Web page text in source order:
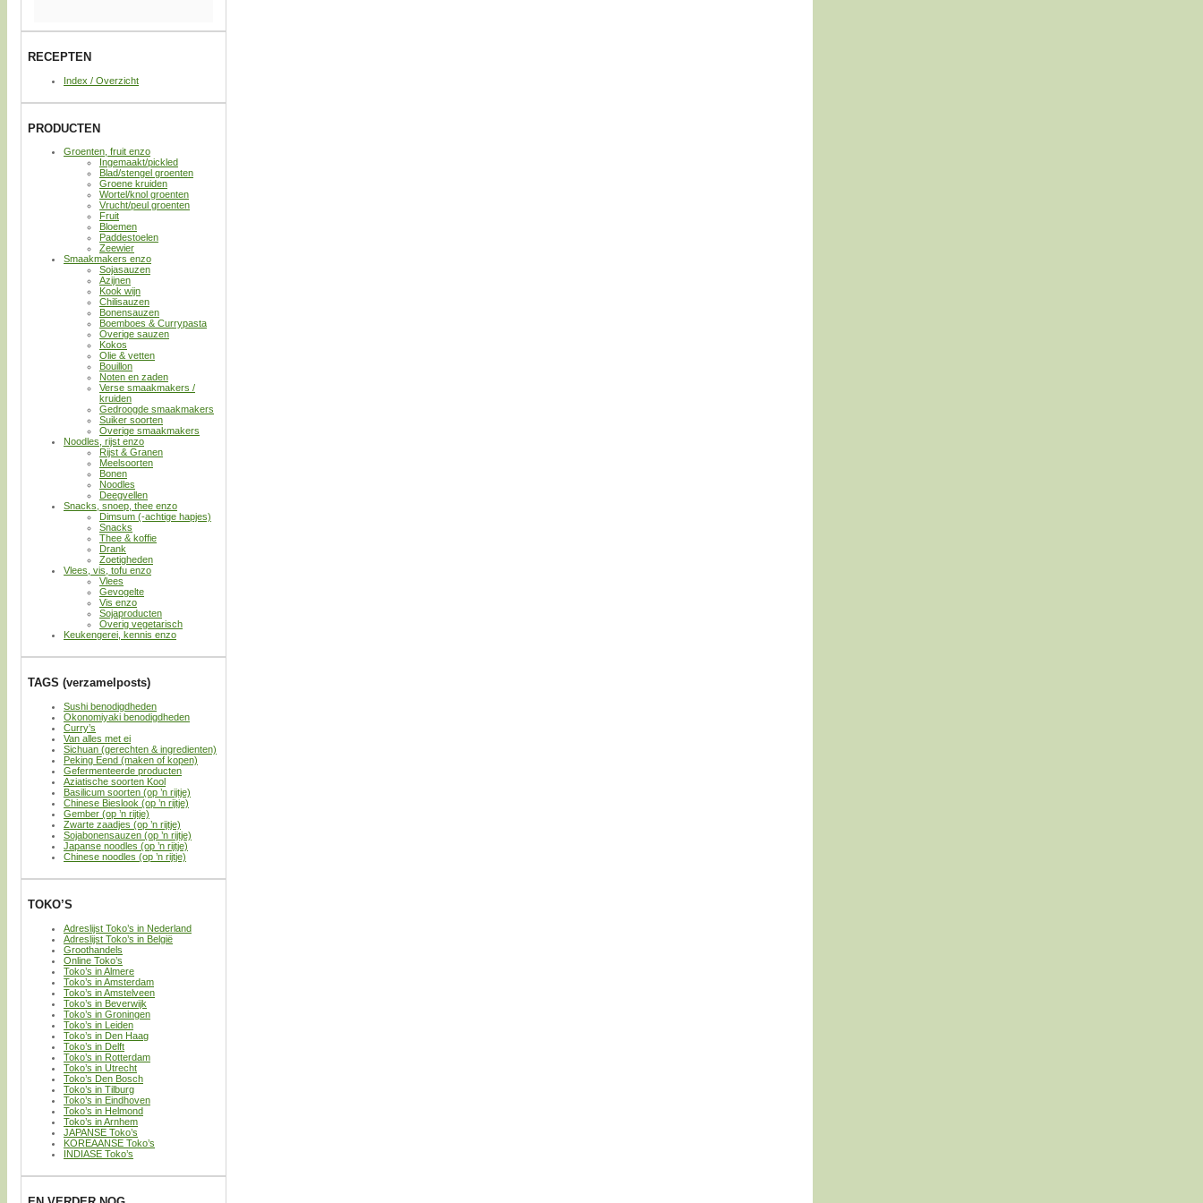
RECEPTEN
Index / Overzicht
PRODUCTEN
Groenten, fruit enzo
Ingemaakt/pickled
Blad/stengel groenten
Groene kruiden
Wortel/knol groenten
Vrucht/peul groenten
Fruit
Bloemen
Paddestoelen
Zeewier
Smaakmakers enzo
Sojasauzen
Azijnen
Kook wijn
Chilisauzen
Bonensauzen
Boemboes & Currypasta
Overige sauzen
Kokos
Olie & vetten
Bouillon
Noten en zaden
Verse smaakmakers /
kruiden
Gedroogde smaakmakers
Suiker soorten
Overige smaakmakers
Noodles, rijst enzo
Rijst & Granen
Meelsoorten
Bonen
Noodles
Deegvellen
Snacks, snoep, thee enzo
Dimsum (-achtige hapjes)
Snacks
Thee & koffie
Drank
Zoetigheden
Vlees, vis, tofu enzo
Vlees
Gevogelte
Vis enzo
Sojaproducten
Overig vegetarisch
Keukengerei, kennis enzo
TAGS (verzamelposts)
Sushi benodigdheden
Okonomiyaki benodigdheden
Curry’s
Van alles met ei
Sichuan (gerechten & ingredienten)
Peking Eend (maken of kopen)
Gefermenteerde producten
Aziatische soorten Kool
Basilicum soorten (op ’n rijtje)
Chinese Bieslook (op ’n rijtje)
Gember (op ’n rijtje)
Zwarte zaadjes (op ’n rijtje)
Sojabonensauzen (op ’n rijtje)
Japanse noodles (op ’n rijtje)
Chinese noodles (op ’n rijtje)
TOKO’S
Adreslijst Toko’s in Nederland
Adreslijst Toko’s in België
Groothandels
Online Toko’s
Toko’s in Almere
Toko’s in Amsterdam
Toko’s in Amstelveen
Toko’s in Beverwijk
Toko’s in Groningen
Toko’s in Leiden
Toko’s in Den Haag
Toko’s in Delft
Toko’s in Rotterdam
Toko’s in Utrecht
Toko’s Den Bosch
Toko’s in Tilburg
Toko’s in Eindhoven
Toko’s in Helmond
Toko’s in Arnhem
JAPANSE Toko’s
KOREAANSE Toko’s
INDIASE Toko’s